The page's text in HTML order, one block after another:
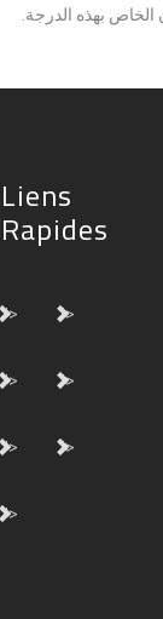
الخاص بهذه الدرجة.
Liens
Rapides
"> ">
"> ">
"> ">
">